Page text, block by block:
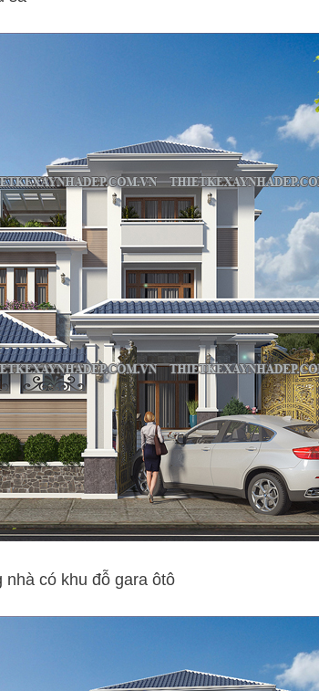
có khu đỗ gara ôtô